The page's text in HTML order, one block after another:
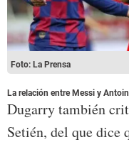
Foto: La Prensa
La relación entre Messi y
Dugarry también
Setién, del que dice